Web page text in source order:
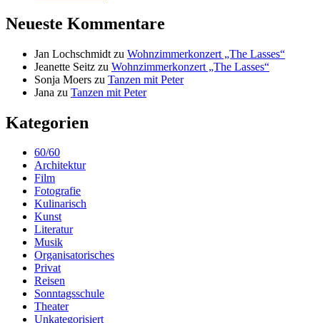
Neueste Kommentare
Jan Lochschmidt zu Wohnzimmerkonzert „The Lasses“
Jeanette Seitz zu Wohnzimmerkonzert „The Lasses“
Sonja Moers zu Tanzen mit Peter
Jana zu Tanzen mit Peter
Kategorien
60/60
Architektur
Film
Fotografie
Kulinarisch
Kunst
Literatur
Musik
Organisatorisches
Privat
Reisen
Sonntagsschule
Theater
Unkategorisiert